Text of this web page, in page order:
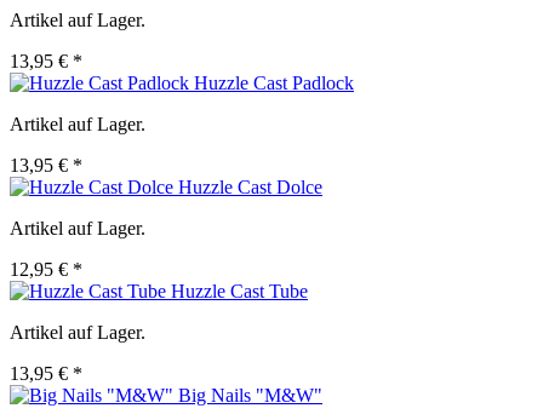
Artikel auf Lager.
13,95 € *
Huzzle Cast Padlock
Artikel auf Lager.
13,95 € *
Huzzle Cast Dolce
Artikel auf Lager.
12,95 € *
Huzzle Cast Tube
Artikel auf Lager.
13,95 € *
Big Nails "M&W"